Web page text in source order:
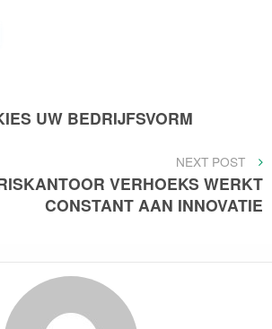
UW BEDRIJFSVORM
NEXT
POST
NEXT POST
VERHOEKS WERKT
CONSTANT AAN INNOVATIE